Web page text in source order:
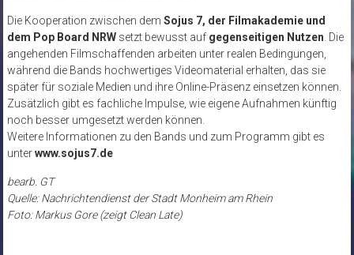
Die Kooperation zwischen dem Sojus 7, der Filmakademie und
dem Pop Board NRWsetzt bewusst auf gegenseitigen Nutzen . Die
angehenden Filmschaffenden arbeiten unter realen Bedingungen,
während die Bands hochwertiges Videomaterial erhalten, das sie
später für soziale Medien und ihre Online-Präsenz einsetzen können.
Zusätzlich gibt es fachliche Impulse, wie eigene Aufnahmen künftig
noch besser umgesetzt werden können.
Weitere Informationen zu den Bands und zum Programm gibt es
unterwww.sojus7.de
bearb. GT
Quelle: Nachrichtendienst der Stadt Monheim am Rhein
Foto: Markus Gore (zeigt Clean Late)